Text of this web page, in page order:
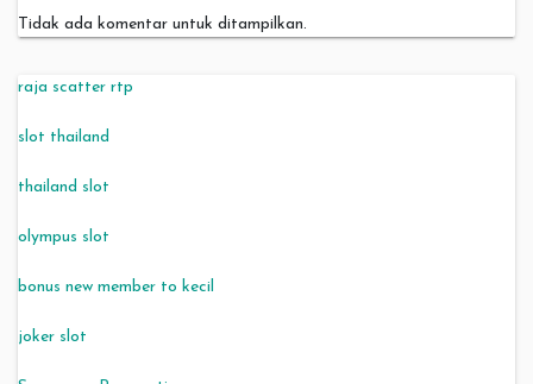
Tidak ada komentar untuk ditampilkan.
raja scatter rtp
slot thailand
thailand slot
olympus slot
bonus new member to kecil
joker slot